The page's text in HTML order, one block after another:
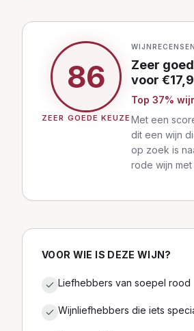
86
ZEER GOEDE KEUZE
Zeer
voor €
Top 37%
Met een
dit een wijn
op zoek is
rode wijn met
VOOR WIE IS DEZE WIJN?
Liefhebbers van soepel rood
Wijnliefhebbers die iets